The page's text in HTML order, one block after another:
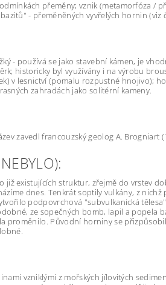
přeměny; vznik (metamorfóza
- přeměněných vyvřelých hornin (viz
- používá se jako stavební kámen, je
historicky byl využívány i na výrobu
v lesnictví (pomalu rozpustné hnojivo);
zahradách jako solitérní kameny.
zavedl francouzský geolog A. Brogniart
již existujících struktur, zřejmě do vrstev
dnes. Tenkrát soptily vulkány, z
podpovrchová "subvulkanická tělesa"
ze sopečných bomb, lapil a popela
proměnilo. Původní horniny se
vzniklými z mořských jílovitých